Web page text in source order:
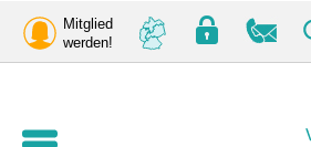
Mitglied
werden!